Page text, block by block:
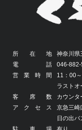
所在地
神奈川県
電話
046-
営業時間
11：00
ラスト
客席数
カウンタ
アクセス
京急三崎
日の出